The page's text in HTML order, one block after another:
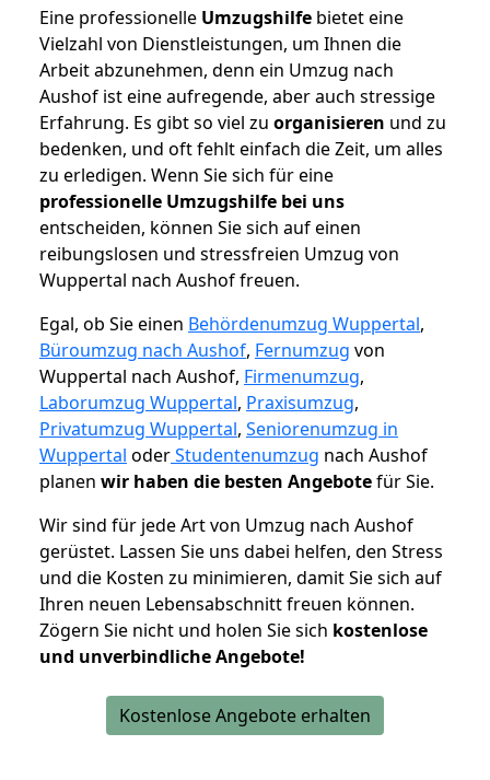
Eine professionelle Umzugshilfe bietet eine
Vielzahl von Dienstleistungen, um Ihnen die
Arbeit abzunehmen, denn ein Umzug nach
Aushof ist eine aufregende, aber auch stressige
Erfahrung. Es gibt so viel zu organisieren und zu
bedenken, und oft fehlt einfach die Zeit, um alles
zu erledigen. Wenn Sie sich für eine
professionelle Umzugshilfe bei uns
entscheiden, können Sie sich auf einen
reibungslosen und stressfreien Umzug von
Wuppertal nach Aushof freuen.
Egal, ob Sie einen Behördenumzug Wuppertal,
Büroumzug nach Aushof, Fernumzug von
Wuppertal nach Aushof, Firmenumzug,
Laborumzug Wuppertal, Praxisumzug,
Privatumzug Wuppertal, Seniorenumzug in
Wuppertal oderStudentenumzug nach Aushof
planen wir haben die besten Angebotefür Sie.
Wir sind für jede Art von Umzug nach Aushof
gerüstet. Lassen Sie uns dabei helfen, den Stress
und die Kosten zu minimieren, damit Sie sich auf
Ihren neuen Lebensabschnitt freuen können.
Zögern Sie nicht und holen Sie sich kostenlose
und unverbindliche Angebote!
Kostenlose Angebote erhalten